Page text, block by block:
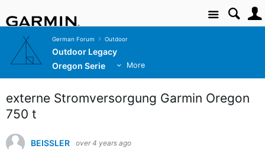
Site
German Forum Outdoor
Outdoor Legacy
Oregon Serie
More
externe Stromversorgung Garmin Oregon
750 t
BEISSLER over 4 years ago